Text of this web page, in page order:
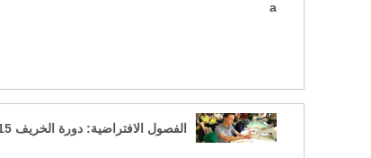
a
الفصول الافتراضية: دورة الخريف 2015